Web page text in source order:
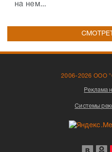
на нем...
2006-2026 ООО
Реклама
Системы